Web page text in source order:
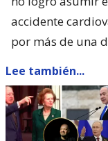
accidente
por más de una
Lee también...